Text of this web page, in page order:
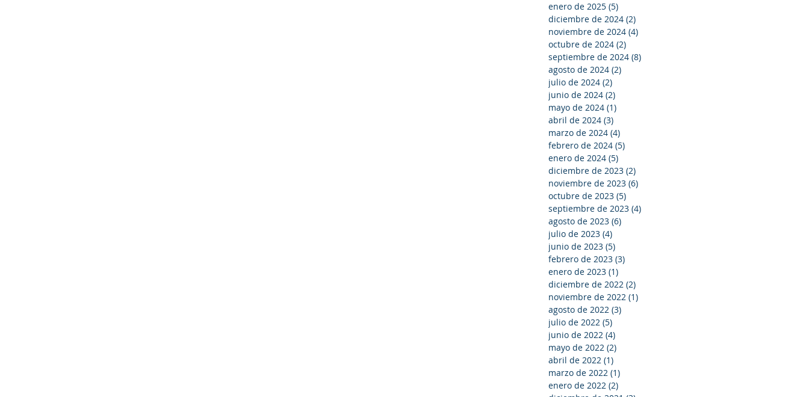
enero de 2025 (5)
diciembre de 2024 (2)
noviembre de 2024 (4)
octubre de 2024 (2)
septiembre de 2024 (8)
agosto de 2024 (2)
julio de 2024 (2)
junio de 2024 (2)
mayo de 2024 (1)
abril de 2024 (3)
marzo de 2024 (4)
febrero de 2024 (5)
enero de 2024 (5)
diciembre de 2023 (2)
noviembre de 2023 (6)
octubre de 2023 (5)
septiembre de 2023 (4)
agosto de 2023 (6)
julio de 2023 (4)
junio de 2023 (5)
febrero de 2023 (3)
enero de 2023 (1)
diciembre de 2022 (2)
noviembre de 2022 (1)
agosto de 2022 (3)
julio de 2022 (5)
junio de 2022 (4)
mayo de 2022 (2)
abril de 2022 (1)
marzo de 2022 (1)
enero de 2022 (2)